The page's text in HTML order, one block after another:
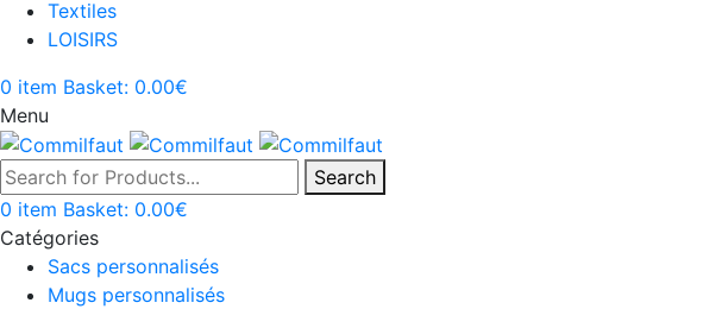
Textiles
LOISIRS
0 item Basket: 0.00€
Menu
Search
0 item Basket: 0.00€
Catégories
Sacs personnalisés
Mugs personnalisés